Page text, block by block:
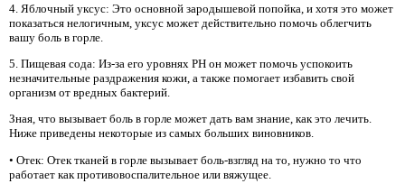
4. Яблочный уксус: Это основной зародышевой попойка, и хотя это может
показаться нелогичным, уксус может действительно помочь облегчить
вашу боль в горле.
5. Пищевая сода: Из-за его уровнях PH он может помочь успокоить
незначительные раздражения кожи, а также помогает избавить свой
организм от вредных бактерий.
Зная, что вызывает боль в горле может дать вам знание, как это лечить.
Ниже приведены некоторые из самых больших виновников.
• Отек: Отек тканей в горле вызывает боль-взгляд на то, нужно то что
работает как противовоспалительное или вяжущее.